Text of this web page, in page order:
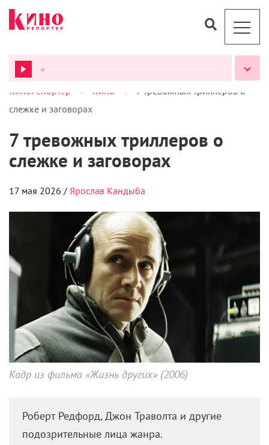
ВСЕ ПОДКАСТЫ
КиноРепортер > Кино >
7 тревожных триллеров о
слежке и заговорах
7 тревожных триллеров о
слежке и заговорах
17 мая 2026 / Ярослав Кандыба
Кадр из фильма «Жизнь других» (2006)
Роберт Редфорд, Джон Траволта и другие
подозрительные лица жанра.